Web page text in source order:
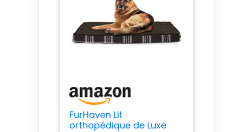
FurHaven Lit
orthopédique de Luxe